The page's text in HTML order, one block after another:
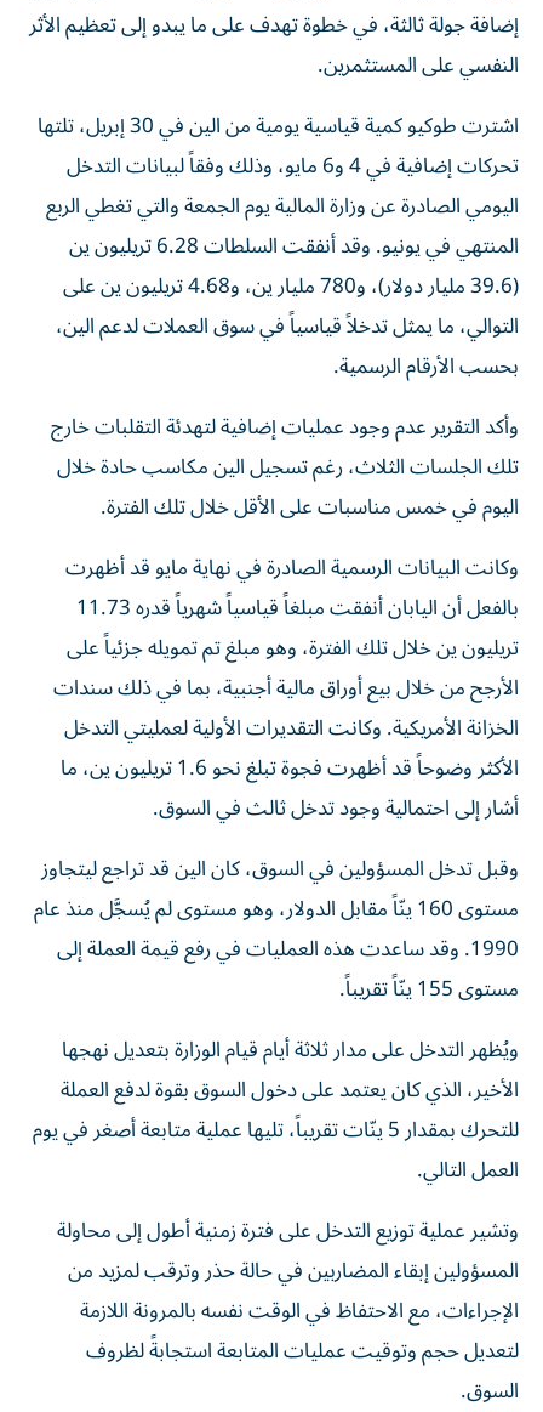
إضافة جولة ثالثة، في خطوة تهدف على ما يبدو إلى تعظيم الأثر
النفسي على المستثمرين.
اشترت طوكيو كمية قياسية يومية من الين في 30 إبريل، تلتها
تحركات إضافية في 4 و6 مايو، وذلك وفقاً لبيانات التدخل
اليومي الصادرة عن وزارة المالية يوم الجمعة والتي تغطي الربع
المنتهي في يونيو. وقد أنفقت السلطات 6.28 تريليون ين
(39.6 مليار دولار)، و780 مليار ين، و4.68 تريليون ين على
التوالي، ما يمثل تدخلاً قياسياً في سوق العملات لدعم الين،
بحسب الأرقام الرسمية.
وأكد التقرير عدم وجود عمليات إضافية لتهدئة التقلبات خارج
تلك الجلسات الثلاث، رغم تسجيل الين مكاسب حادة خلال
اليوم في خمس مناسبات على الأقل خلال تلك الفترة.
وكانت البيانات الرسمية الصادرة في نهاية مايو قد أظهرت
بالفعل أن اليابان أنفقت مبلغاً قياسياً شهرياً قدره 11.73
تريليون ين خلال تلك الفترة، وهو مبلغ تم تمويله جزئياً على
الأرجح من خلال بيع أوراق مالية أجنبية، بما في ذلك سندات
الخزانة الأمريكية. وكانت التقديرات الأولية لعمليتي التدخل
الأكثر وضوحاً قد أظهرت فجوة تبلغ نحو 1.6 تريليون ين، ما
أشار إلى احتمالية وجود تدخل ثالث في السوق.
وقبل تدخل المسؤولين في السوق، كان الين قد تراجع ليتجاوز
مستوى 160 ينّاً مقابل الدولار، وهو مستوى لم يُسجَّل منذ عام
1990. وقد ساعدت هذه العمليات في رفع قيمة العملة إلى
مستوى 155 ينّاً تقريباً.
ويُظهر التدخل على مدار ثلاثة أيام قيام الوزارة بتعديل نهجها
الأخير، الذي كان يعتمد على دخول السوق بقوة لدفع العملة
للتحرك بمقدار 5 ينّات تقريباً، تليها عملية متابعة أصغر في يوم
العمل التالي.
وتشير عملية توزيع التدخل على فترة زمنية أطول إلى محاولة
المسؤولين إبقاء المضاربين في حالة حذر وترقب لمزيد من
الإجراءات، مع الاحتفاظ في الوقت نفسه بالمرونة اللازمة
لتعديل حجم وتوقيت عمليات المتابعة استجابةً لظروف
السوق.